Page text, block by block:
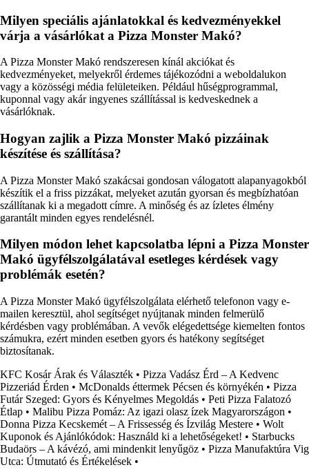
Milyen speciális ajánlatokkal és kedvezményekkel
várja a vásárlókat a Pizza Monster Makó?
A Pizza Monster Makó rendszeresen kínál akciókat és
kedvezményeket, melyekről érdemes tájékozódni a weboldalukon
vagy a közösségi média felületeiken. Például hűségprogrammal,
kuponnal vagy akár ingyenes szállítással is kedveskednek a
vásárlóknak.
Hogyan zajlik a Pizza Monster Makó pizzáinak
készítése és szállítása?
A Pizza Monster Makó szakácsai gondosan válogatott alapanyagokból
készítik el a friss pizzákat, melyeket azután gyorsan és megbízhatóan
szállítanak ki a megadott címre. A minőség és az ízletes élmény
garantált minden egyes rendelésnél.
Milyen módon lehet kapcsolatba lépni a Pizza Monster
Makó ügyfélszolgálatával esetleges kérdések vagy
problémák esetén?
A Pizza Monster Makó ügyfélszolgálata elérhető telefonon vagy e-
mailen keresztül, ahol segítséget nyújtanak minden felmerülő
kérdésben vagy problémában. A vevők elégedettsége kiemelten fontos
számukra, ezért minden esetben gyors és hatékony segítséget
biztosítanak.
KFC Kosár Árak és Választék • Pizza Vadász Érd – A Kedvenc
Pizzeriád Érden • McDonalds éttermek Pécsen és környékén • Pizza
Futár Szeged: Gyors és Kényelmes Megoldás • Peti Pizza Falatozó
Étlap • Malibu Pizza Pomáz: Az igazi olasz ízek Magyarországon •
Donna Pizza Kecskemét – A Frissesség és Ízvilág Mestere • Wolt
Kuponok és Ajánlókódok: Használd ki a lehetőségeket! • Starbucks
Budaörs – A kávézó, ami mindenkit lenyűgöz • Pizza Manufaktúra Vig
Utca: Útmutató és Értékelések •